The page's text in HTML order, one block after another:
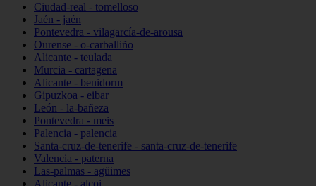
Ciudad-real - tomelloso
Jaén - jaén
Pontevedra - vilagarcía-de-arousa
Ourense - o-carballiño
Alicante - teulada
Murcia - cartagena
Alicante - benidorm
Gipuzkoa - eibar
León - la-bañeza
Pontevedra - meis
Palencia - palencia
Santa-cruz-de-tenerife - santa-cruz-de-tenerife
Valencia - paterna
Las-palmas - agüimes
Alicante - alcoi